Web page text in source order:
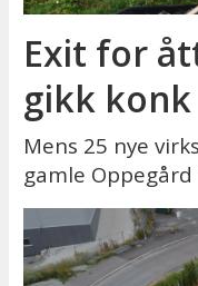
Exit for
gikk konk
Mens 25 nye
gamle